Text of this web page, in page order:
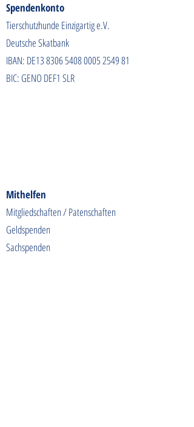
Spendenkonto
Tierschutzhunde Einzigartig e.V.
Deutsche Skatbank
IBAN: DE138306 5408 0005 254981
BIC: GENO DEF1 SLR
Mithelfen
Mitgliedschaften / Patenschaften
Geldspenden
Sachspenden